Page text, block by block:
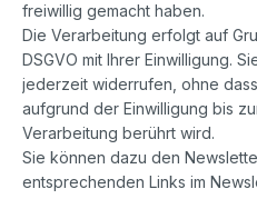
freiwillig gemacht haben.
Die Verarbeitung erfolgt auf
DSGVO mit Ihrer Einwilligung.
jederzeit widerrufen, ohne
aufgrund der Einwilligung bis
Verarbeitung berührt wird.
Sie können dazu den
entsprechenden Links im